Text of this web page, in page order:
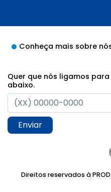
Conheça mais sobre
Quer que nós ligamos
abaixo.
Enviar
Direitos reservados à